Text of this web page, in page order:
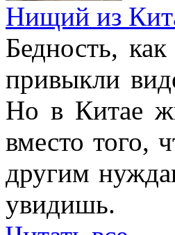
Нищий из
Бедность,
привыкли
Но в Китае
вместо того,
другим
увидишь.